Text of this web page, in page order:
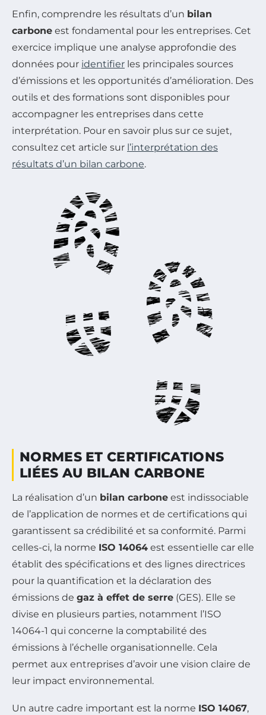
Enfin, comprendre les résultats d’un bilan
carbone est fondamental pour les entreprises. Cet
exercice implique une analyse approfondie des
données pour identifier les principales sources
d’émissions et les opportunités d’amélioration. Des
outils et des formations sont disponibles pour
accompagner les entreprises dans cette
interprétation. Pour en savoir plus sur ce sujet,
consultez cet article sur l’interprétation des
résultats d’un bilan carbone.
NORMES ET CERTIFICATIONS
LIÉES AU BILAN CARBONE
La réalisation d’un bilan carbone est indissociable
de l’application de normes et de certifications qui
garantissent sa crédibilité et sa conformité. Parmi
celles-ci, la norme ISO 14064 est essentielle car elle
établit des spécifications et des lignes directrices
pour la quantification et la déclaration des
émissions de gaz à effet de serre (GES). Elle se
divise en plusieurs parties, notamment l’ISO
14064-1 qui concerne la comptabilité des
émissions à l’échelle organisationnelle. Cela
permet aux entreprises d’avoir une vision claire de
leur impact environnemental.
Un autre cadre important est la norme ISO 14067,